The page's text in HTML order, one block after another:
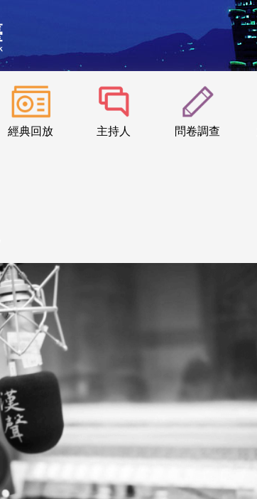
經典回放 主持人 問卷調查